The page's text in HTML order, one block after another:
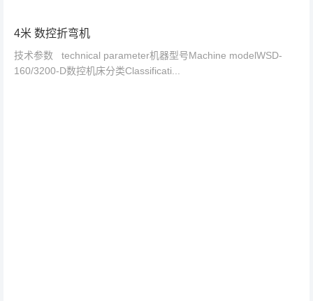
4米 数控折弯机
技术参数 technical parameter机器型号Machine modelWSD-
160/3200-D数控机床分类Classificati...